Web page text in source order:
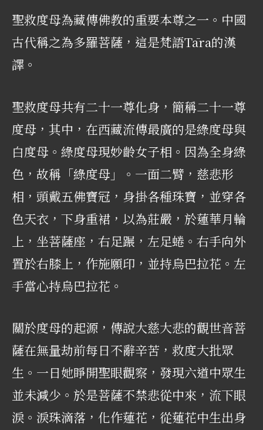
聖救度母為藏傳佛教的重要本尊之一。中國
古代稱之為多羅菩薩，這是梵語Tāra的漢
譯。
聖救度母共有二十一尊化身，簡稱二十一尊
度母，其中，在西藏流傳最廣的是綠度母與
白度母。綠度母現妙齡女子相。因為全身綠
色，故稱「綠度母」。一面二臂，慈悲形
相，頭戴五佛寶冠，身掛各種珠寶，並穿各
色天衣，下身重裙，以為莊嚴，於蓮華月輪
上，坐菩薩座，右足蹍，左足蜷。右手向外
置於右膝上，作施願印，並持烏巴拉花。左
手當心持烏巴拉花。
關於度母的起源，傳說大慈大悲的觀世音菩
薩在無量劫前每日不辭辛苦，救度大批眾
生。一日她睜開聖眼觀察，發現六道中眾生
並未減少。於是菩薩不禁悲從中來，流下眼
淚。淚珠滴落，化作蓮花，從蓮花中生出身